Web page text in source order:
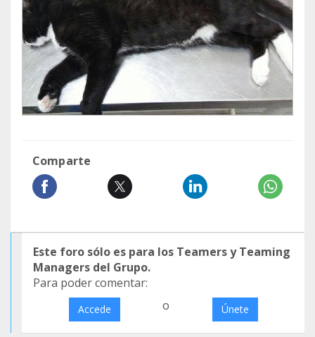
Comparte
Este foro sólo es para los Teamers y Teaming
Managers del Grupo.
Para poder comentar:
Accede o Únete